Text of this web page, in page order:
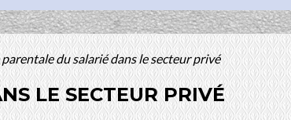
du salarié dans le secteur privé
LE SECTEUR PRIVÉ